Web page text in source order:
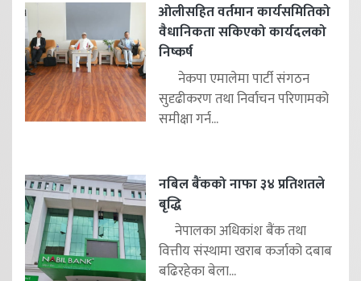
ओलीसहित वर्तमान कार्यसमितिको
वैधानिकता सकिएको कार्यदलको
निष्कर्ष
नेकपा एमालेमा पार्टी संगठन
सुदृढीकरण तथा निर्वाचन परिणामको
समीक्षा गर्न...
नबिल बैंकको नाफा ३४ प्रतिशतले
बृद्धि
नेपालका अधिकांश बैंक तथा
वित्तीय संस्थामा खराब कर्जाको दबाब
बढिरहेका बेला...